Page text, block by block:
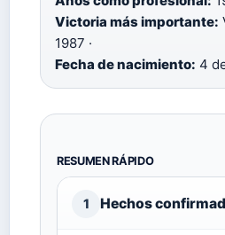
Victoria más importante:
1987 ·
Fecha de nacimiento: 4
RESUMEN RÁPIDO
1 Hechos